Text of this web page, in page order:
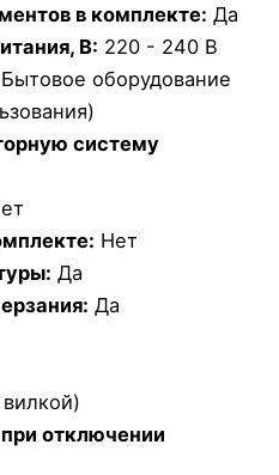
в комплекте: Да
В: 220 - 240 В
Бытовое оборудование
систему
Нет
Да
Да
отключении